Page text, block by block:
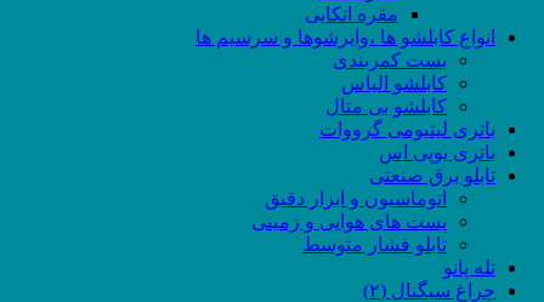
مقره اتکایی
انواع کابلشو ها ،وایرشوها و سرسیم ها
بست کمربندی
کابلشو الیاس
کابلشو بی متال
باتری لیتیومی گرووات
باتری یوپی اس
تابلو برق صنعتی
اتوماسیون و ابزار دقیق
پست های هوایی و زمینی
تابلو فشار متوسط
تله پانو
چراغ سیگنال (۲)